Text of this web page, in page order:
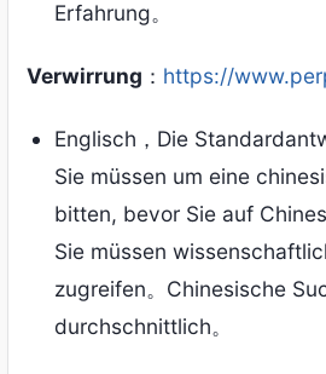
Erfahrung。
Verwirrung ： https://
Englisch，Die
Sie müssen um eine
bitten, bevor Sie auf
Sie müssen
zugreifen。Chinesische
durchschnittlich。